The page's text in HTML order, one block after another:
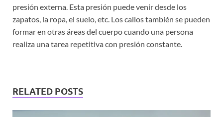
presión externa. Esta presión puede venir desde los
zapatos, la ropa, el suelo, etc. Los callos también se pueden
formar en otras áreas del cuerpo cuando una persona
realiza una tarea repetitiva con presión constante.
RELATED POSTS